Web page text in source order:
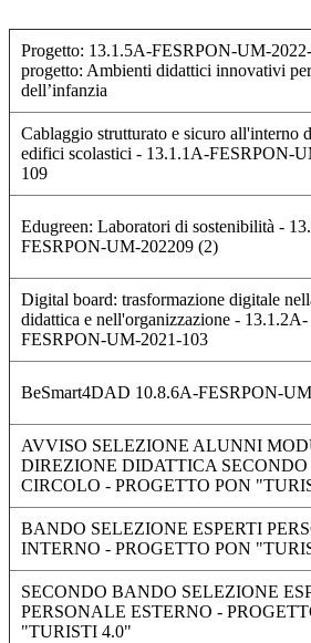
Progetto: 13.1.5A-FESRPON-UM-
progetto: Ambienti didattici innovativi
dell’infanzia
Cablaggio strutturato e sicuro all'interno
edifici scolastici - 13.1.1A-FESRPON-
109
Edugreen: Laboratori di sostenibilità -
FESRPON-UM-202209 (2)
Digital board: trasformazione digitale
didattica e nell'organizzazione - 13.1.2A-
FESRPON-UM-2021-103
BeSmart4DAD 10.8.6A-FESRPON-
AVVISO SELEZIONE ALUNNI
DIREZIONE DIDATTICA SECONDO
CIRCOLO - PROGETTO PON
BANDO SELEZIONE ESPERTI
INTERNO - PROGETTO PON
SECONDO BANDO SELEZIONE
PERSONALE ESTERNO -
"TURISTI 4.0"